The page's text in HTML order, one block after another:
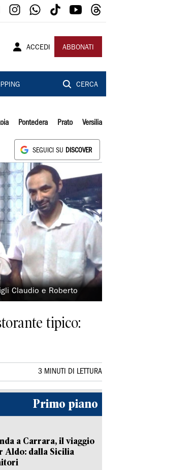
ACCEDI ABBONATI
CERCA
Pontedera Prato Versilia
SEGUICI SU DISCOVER
Claudio e Roberto
tipico:
3 MINUTI DI LETTURA
Primo piano
a Carrara, il viaggio
Aldo: dalla Sicilia